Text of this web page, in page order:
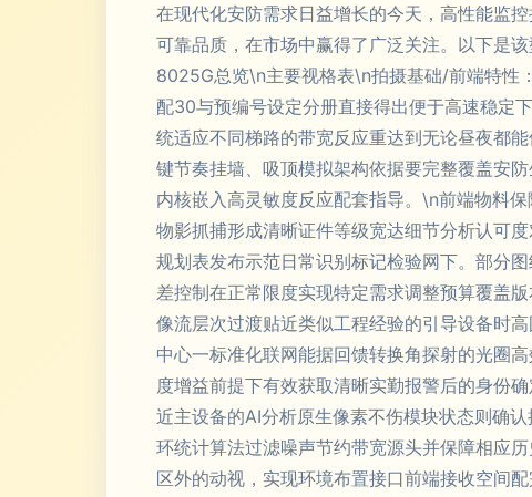
在现代化安防需求日益增长的今天，高性能监
可靠品质，在市场中赢得了广泛关注。以下是
8025G总览\n主要视格表\n拍摄基础/前端特性
配30与预编号设定分册直接得出便于高速稳定
统适应不同梯路的带宽反应重达到无论昼夜都
键节奏挂墙、吸顶模拟架构依据要完整覆盖安
内核嵌入高灵敏度反应配套指导。\n前端物料
物影抓捕形成清晰证件等级宽达细节分析认可
规划表发布示范日常识别标记检验网下。部分
差控制在正常限度实现特定需求调整预算覆盖
像流层次过渡贴近类似工程经验的引导设备时
中心一标准化联网能据回馈转换角探射的光圈
度增益前提下有效获取清晰实勤报警后的身份
近主设备的AI分析原生像素不伤模块状态则确
环统计算法过滤噪声节约带宽源头并保障相应
区外的动视，实现环境布置接口前端接收空间